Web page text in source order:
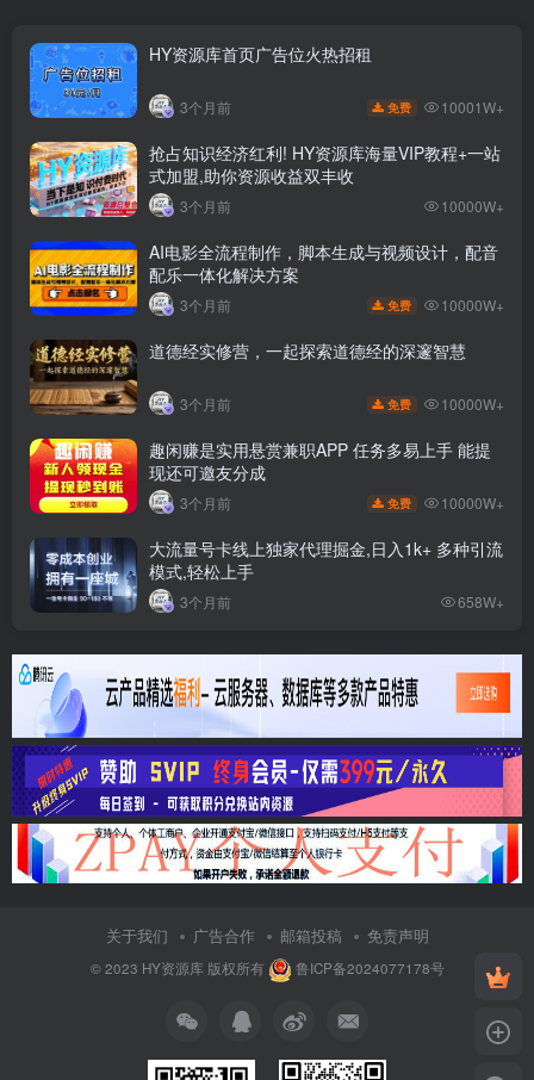
HY资源库首页广告位火热招租
3个月前 免费 10001W+
抢占知识经济红利! HY资源库海量VIP教程+一站
式加盟,助你资源收益双丰收
3个月前 10000W+
AI电影全流程制作，脚本生成与视频设计，配音
配乐一体化解决方案
3个月前 免费 10000W+
道德经实修营，一起探索道德经的深邃智慧
3个月前 免费 10000W+
趣闲赚是实用悬赏兼职APP 任务多易上手 能提
现还可邀友分成
3个月前 免费 10000W+
大流量号卡线上独家代理掘金,日入1k+ 多种引流
模式,轻松上手
3个月前 658W+
关于我们 广告合作 邮箱投稿 免责声明
© 2023 HY资源库版权所有 鲁ICP备2024077178号